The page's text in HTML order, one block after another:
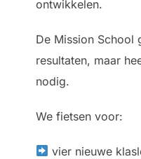
ontwikkelen.
De Mission School
resultaten, maar
nodig.
We fietsen voor:
vier nieuwe